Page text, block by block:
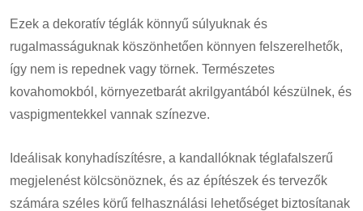
Ezek a dekoratív téglák könnyű súlyuknak és
rugalmasságuknak köszönhetően könnyen felszerelhetők,
így nem is repednek vagy törnek. Természetes
kovahomokból, környezetbarát akrilgyantából készülnek, és
vaspigmentekkel vannak színezve.
Ideálisak konyhadíszítésre, a kandallóknak téglafalszerű
megjelenést kölcsönöznek, és az építészek és tervezők
számára széles körű felhasználási lehetőséget biztosítanak